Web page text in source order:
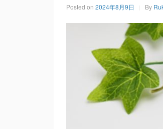
Posted on 2024年8月9日 By